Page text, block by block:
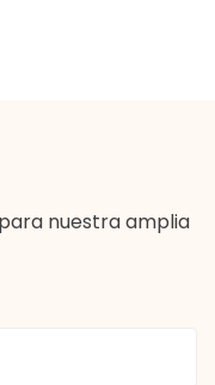
nuestra amplia